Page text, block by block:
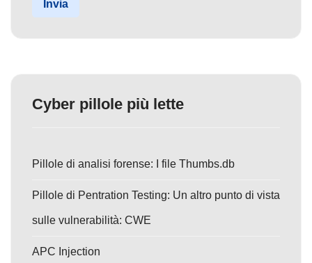
Invia
Cyber pillole più lette
Pillole di analisi forense: I file Thumbs.db
Pillole di Pentration Testing: Un altro punto di vista
sulle vulnerabilità: CWE
APC Injection